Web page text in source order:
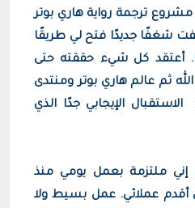
ترجمة رواية هاري بوتر
شغفًا جديدًا فتح لي طريقًا
أعتقد كل شيء حققته حتى
ثم عالم هاري بوتر ومنتدى
الإيجابي جدًا الذي
ملتزمة بعمل يومي منذ
عملائي. عمل بسيط ولا